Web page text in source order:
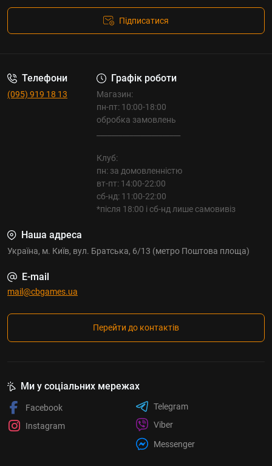
Підписатися
Телефони
(095) 919 18 13
Графік роботи
Магазин:
пн-пт: 10:00-18:00
обробка замовлень
Клуб:
пн: за домовленністю
вт-пт: 14:00-22:00
сб-нд: 11:00-22:00
*після 18:00 і сб-нд лише самовивіз
Наша адреса
Україна, м. Київ, вул. Братська, 6/13 (метро Поштова площа)
E-mail
mail@cbgames.ua
Перейти до контактів
Ми у соціальних мережах
Facebook
Instagram
Telegram
Viber
Messenger